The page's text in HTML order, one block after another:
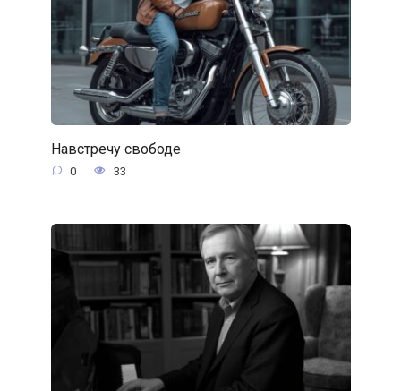
Навстречу свободе
0 33